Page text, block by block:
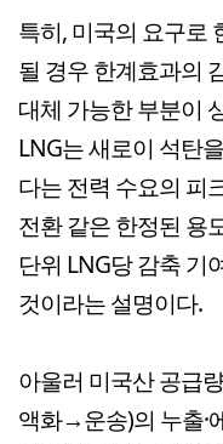
특히, 미국의 요구로
될 경우 한계효과의
대체 가능한 부분이
LNG는 새로이 석탄
다는 전력 수요의 피
전환 같은 한정된 용
단위 LNG당 감축 기
것이라는 설명이다.
아울러 미국산 공급
액화→운송)의 누출·